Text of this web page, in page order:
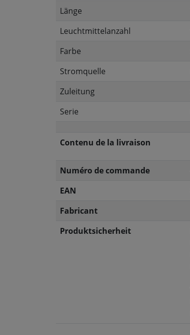
Länge
Leuchtmittelanzahl
Farbe
Stromquelle
Zuleitung
Serie
Contenu de la livraison
Numéro de commande
EAN
Fabricant
Produktsicherheit